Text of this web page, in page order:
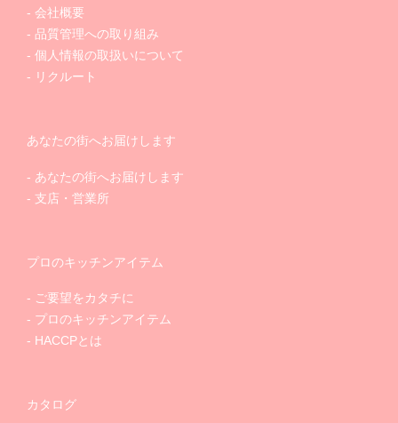
会社概要
品質管理への取り組み
個人情報の取扱いについて
リクルート
あなたの街へお届けします
あなたの街へお届けします
支店・営業所
プロのキッチンアイテム
ご要望をカタチに
プロのキッチンアイテム
HACCPとは
カタログ